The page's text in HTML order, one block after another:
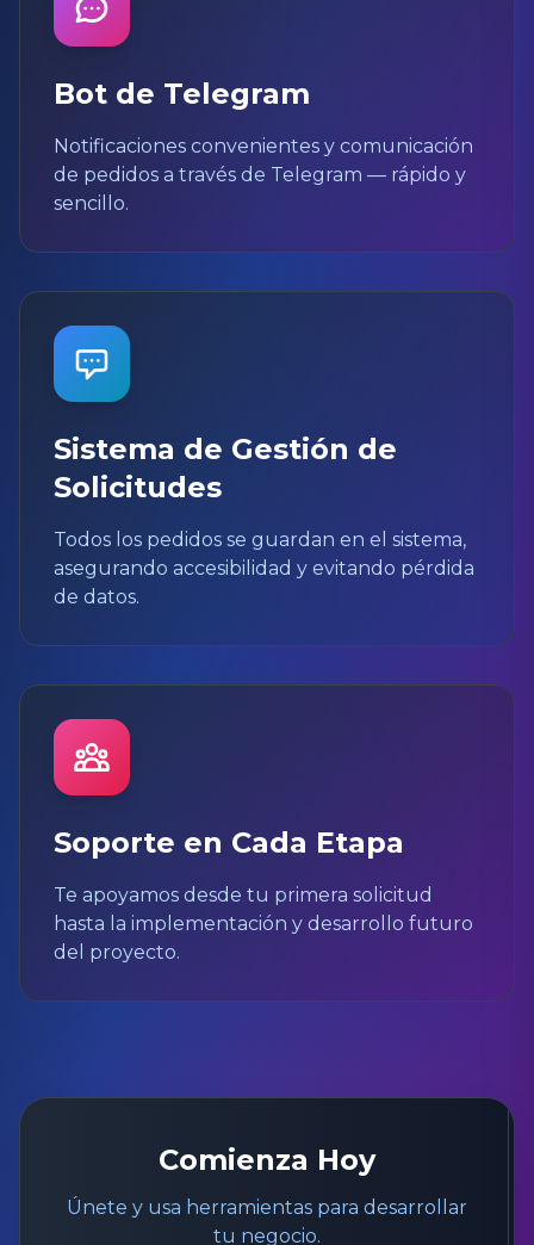
Bot de Telegram
Notificaciones convenientes y comunicación
de pedidos a través de Telegram — rápido y
sencillo.
Sistema de Gestión de
Solicitudes
Todos los pedidos se guardan en el sistema,
asegurando accesibilidad y evitando pérdida
de datos.
Soporte en Cada Etapa
Te apoyamos desde tu primera solicitud
hasta la implementación y desarrollo futuro
del proyecto.
Comienza Hoy
Únete y usa herramientas para desarrollar
tu negocio.